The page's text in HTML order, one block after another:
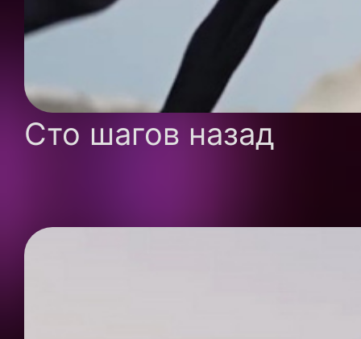
Сто шагов назад